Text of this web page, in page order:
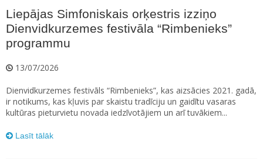
Liepājas Simfoniskais orķestris izziņo
Dienvidkurzemes festivāla “Rimbenieks”
programmu
13/07/2026
Dienvidkurzemes festivāls “Rimbenieks”, kas aizsācies 2021. gadā,
ir notikums, kas kļuvis par skaistu tradīciju un gaidītu vasaras
kultūras pieturvietu novada iedzīvotājiem un arī tuvākiem...
Lasīt tālāk